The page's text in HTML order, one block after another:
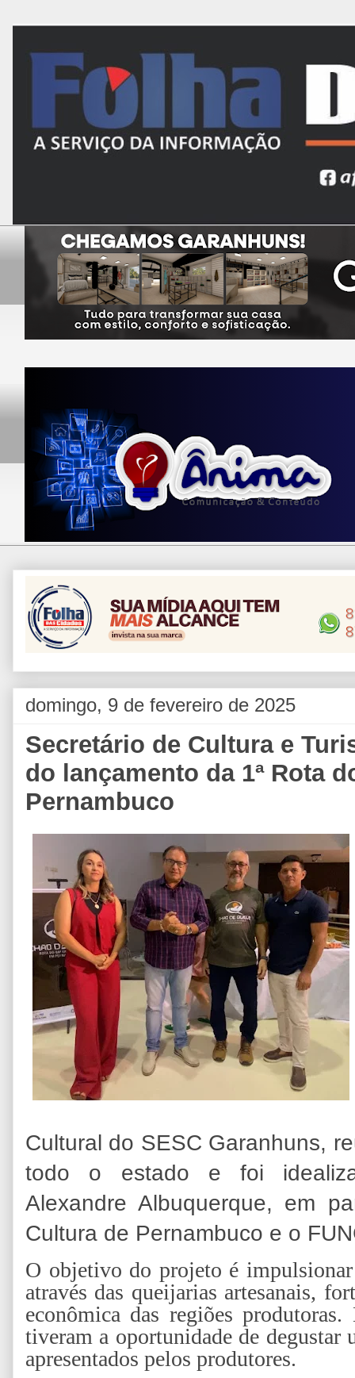
domingo, 9 de fevereiro de 2025
Secretário de Cultura e
do lançamento da 1ª Rota
Pernambuco
Cultural do SESC Garanhuns,
todo o estado e foi
Alexandre Albuquerque, em
Cultura de Pernambuco e o
O objetivo do projeto é
através das queijarias artesanais,
econômica das regiões
tiveram a oportunidade de degustar
apresentados pelos produtores.